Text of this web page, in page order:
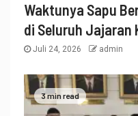
Waktunya Sapu
di Seluruh Jajaran
Juli 24, 2026 admin
3 min read